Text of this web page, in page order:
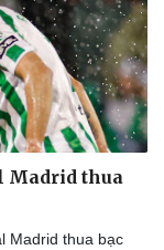
Madrid thua
Madrid thua bạc